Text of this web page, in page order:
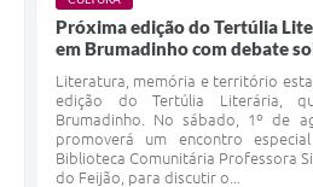
Próxima edição do Tertúlia
em Brumadinho com debate
Literatura, memória e território
edição do Tertúlia Literária,
Brumadinho. No sábado, 1º de
promoverá um encontro
Biblioteca Comunitária Professora
do Feijão, para discutir o...